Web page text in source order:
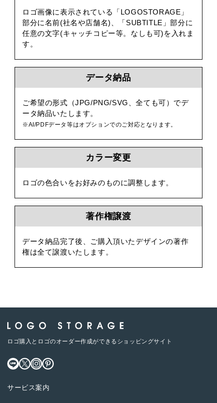
ロゴ画像に表示されている「LOGOSTORAGE」
部分に名前(社名や店舗名)、「SUBTITLE」部分に
任意の文字(キャッチコピー等。なしも可)を入れま
す。
データ納品
ご希望の形式（JPG/PNG/SVG、全ても可）でデ
ータ納品いたします。
※AI/PDFデータ等はオプションでのご対応となります。
カラー変更
ロゴの色合いをお好みのものに調整します。
著作権譲渡
データ納品完了後、ご購入頂いたデザインの著作
権は全て譲渡いたします。
ロゴ購入とロゴのオーダー作成ができるショッピングサイト
サービス案内